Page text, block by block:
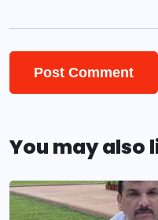
You may also